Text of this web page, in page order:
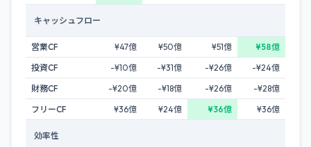
キャッシュフロー
営業CF ¥47億 ¥50億 ¥51億
¥58億
投資CF
-¥10億 -¥31億 -¥26億
-¥24億
財務CF
-¥20億 -¥18億 -¥26億
-¥28億
フリーCF
¥36億 ¥24億 ¥36億 ¥36億
効率性